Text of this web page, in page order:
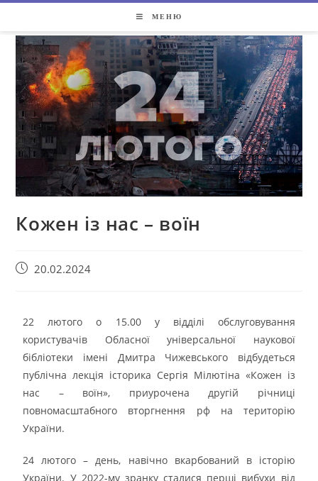
МЕНЮ
Кожен із нас – воїн
20.02.2024
22 лютого о 15.00 у відділі обслуговування
користувачів Обласної універсальної наукової
бібліотеки імені Дмитра Чижевського відбудеться
публічна лекція історика Сергія Мілютіна «Кожен із
нас – воїн», приурочена другій річниці
повномасштабного вторгнення рф на територію
України.
24 лютого – день, навічно вкарбований в історію
України. У 2022-му зранку сталися перші вибухи від